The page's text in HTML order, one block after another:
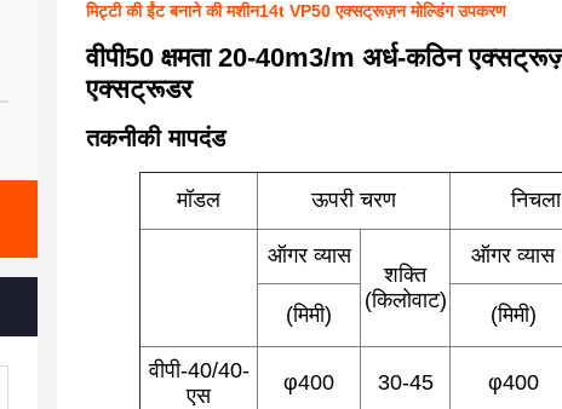
मिट्टी की ईंट बनाने की मशीन14t VP50 एक्सट्रूज़न मोल्डिंग उपकरण
वीपी50 क्षमता 20-40m3/m अर्ध-कठिन
एक्सट्रूडर
तकनीकी मापदंड
मॉडल ऊपरी चरण
ऑगर व्यास
शक्ति
(किलोवाट)
ऑगर व्यास
(मिमी) (मिमी)
वीपी-40/40-
एस
φ400 30-45 φ400